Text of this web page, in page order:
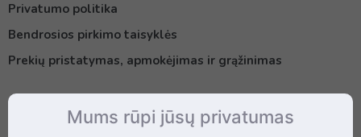
Privatumo politika
Bendrosios pirkimo taisyklės
Prekių pristatymas, apmokėjimas ir grąžinimas
KontaktaiMums rūpi jūsų privatumas